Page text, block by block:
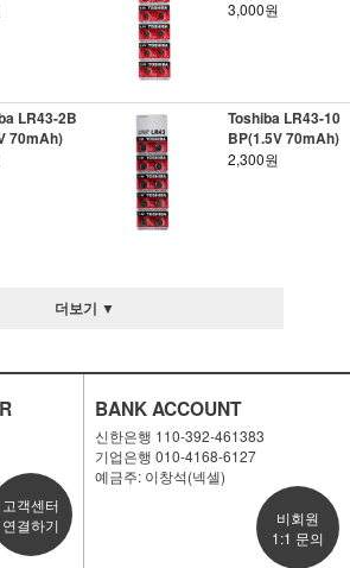
3,000원
LR43-2B
70mAh)
Toshiba LR43-10
BP(1.5V 70mAh)
2,300원
더보기 ▼
고객센터
연결하기
BANK ACCOUNT
신한은행 110-392-461383
기업은행 010-4168-6127
예금주: 이창석(넥셀)
비회원
1:1 문의